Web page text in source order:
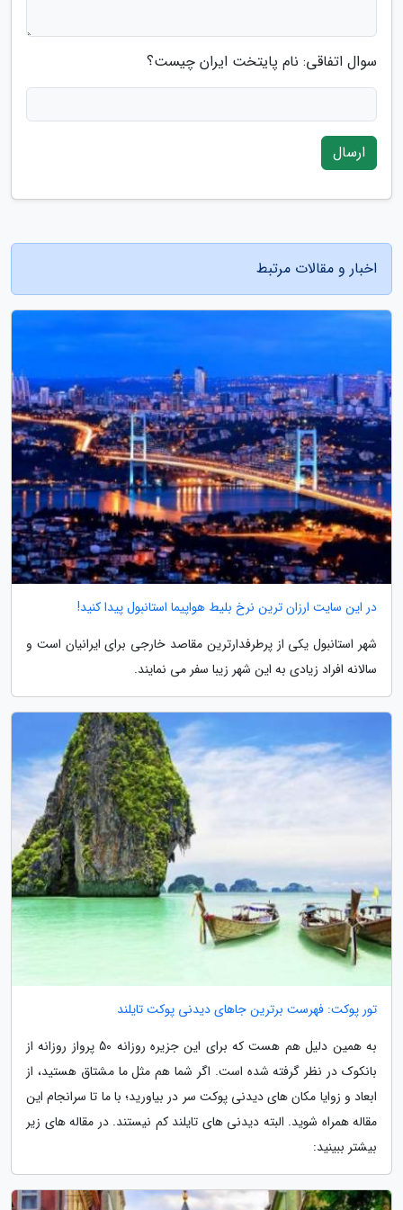
سوال اتفاقی: نام پایتخت ایران چیست؟
ارسال
اخبار و مقالات مرتبط
در این سایت ارزان ترین نرخ بلیط هواپیما استانبول پیدا کنید!
شهر استانبول یکی از پرطرفدارترین مقاصد خارجی برای ایرانیان است و
سالانه افراد زیادی به این شهر زیبا سفر می نمایند.
تور پوکت: فهرست برترین جاهای دیدنی پوکت تایلند
به همین دلیل هم هست که برای این جزیره روزانه 50 پرواز روزانه از
بانکوک در نظر گرفته شده است. اگر شما هم مثل ما مشتاق هستید، از
ابعاد و زوایا مکان های دیدنی پوکت سر در بیاورید؛ با ما تا سرانجام این
مقاله همراه شوید. البته دیدنی های تایلند کم نیستند. در مقاله های زیر
بیشتر ببینید: